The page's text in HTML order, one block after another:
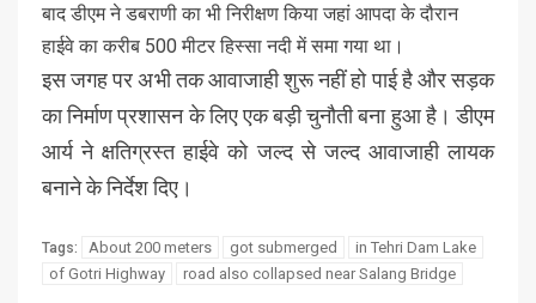
बाद डीएम ने डबराणी का भी निरीक्षण किया जहां आपदा के दौरान
हाईवे का करीब 500 मीटर हिस्सा नदी में समा गया था।
इस जगह पर अभी तक आवाजाही शुरू नहीं हो पाई है और सड़क
का निर्माण प्रशासन के लिए एक बड़ी चुनौती बना हुआ है। डीएम
आर्य ने क्षतिग्रस्त हाईवे को जल्द से जल्द आवाजाही लायक
बनाने के निर्देश दिए।
Tags: About 200 meters got submerged
in Tehri Dam Lake
of Gotri Highway
road also collapsed near Salang Bridge